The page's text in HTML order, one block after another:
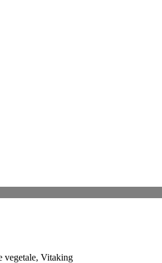
vegetale, Vitaking